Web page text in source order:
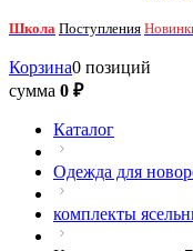
Школа Поступления
Корзина0 позиций
сумма 0 ₽
Каталог
Одежда для
комплекты